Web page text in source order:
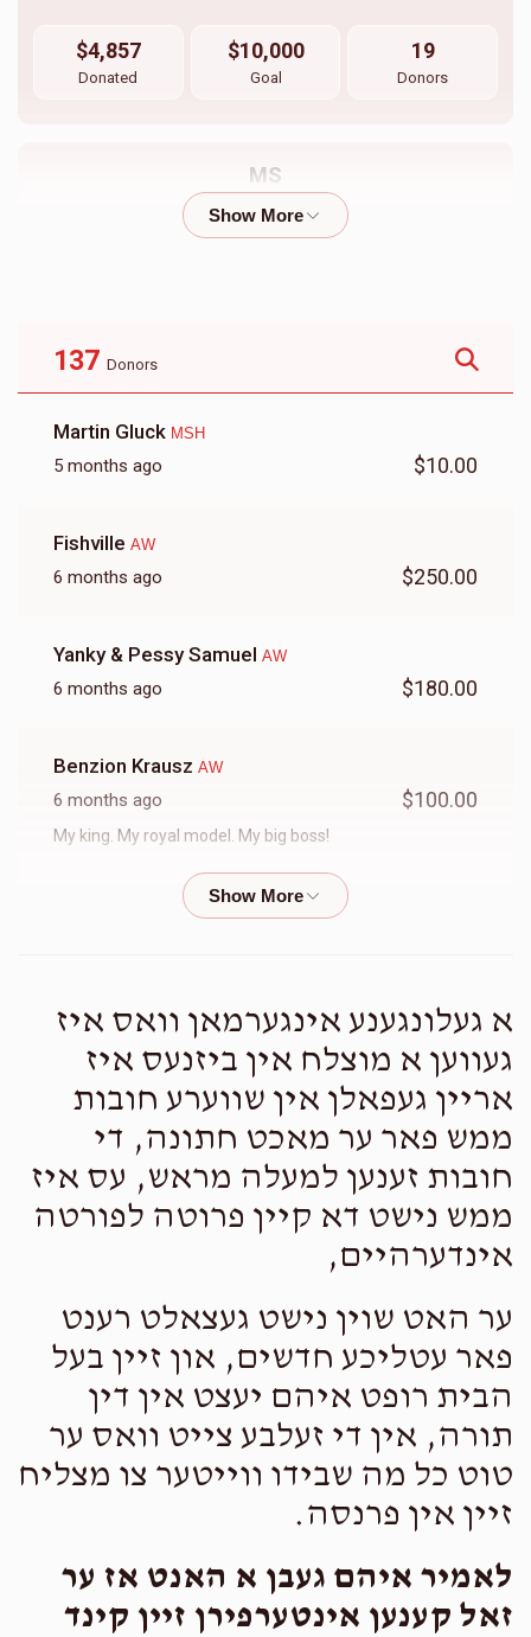
$4,857
Donated
$10,000
Goal
19
Donors
MS
$622
Donated Donors
Donated
$621 $10,000
$150
Donated
$2,500
Goal
1
Donors
AYS
$50 $2,500 1
Donors
SB
$0 $7,500
Donors
137 Donors
Martin Gluck MSH
5 months ago $10.00
Fishville AW
6 months ago $250.00
Yanky & Pessy Samuel AW
6 months ago $180.00
Benzion Krausz AW
6 months ago $100.00
My king. My royal model. My big boss!
AW
Joel WeissAW
6 months ago $360.00
Lechem BakeryAW
6 months ago $250.00
Wishing you all the best. You’re not alone
א געלונגענע אינגערמאן וואס איז
געווען א מוצלח אין ביזנעס איז
אריין געפאלן אין שווערע חובות
ממש פאר ער מאכט חתונה, די
חובות זענען למעלה מראש, עס איז
ממש נישט דא קיין פרוטה לפורטה
אינדערהיים,
ער האט שוין נישט געצאלט רענט
פאר עטליכע חדשים, און זיין בעל
הבית רופט איהם יעצט אין דין
תורה, אין די זעלבע צייט וואס ער
טוט כל מה שבידו ווייטער צו מצליח
זיין אין פרנסה.
לאמיר איהם געבן א האנט אז ער
זאל קענען אינטערפירן זיין קינד